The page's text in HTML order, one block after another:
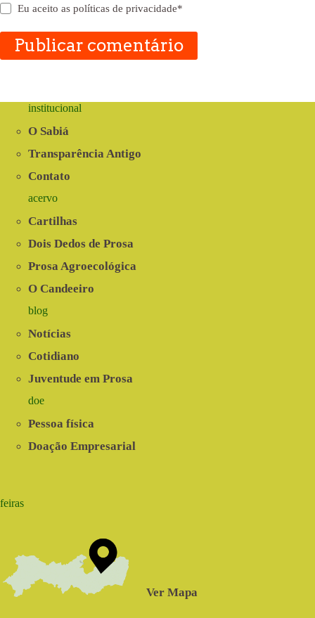
Eu aceito aspolíticas de privacidade*
Publicar comentário
institucional
O Sabiá
Transparência Antigo
Contato
acervo
Cartilhas
Dois Dedos de Prosa
Prosa Agroecológica
O Candeeiro
blog
Notícias
Cotidiano
Juventude em Prosa
doe
Pessoa física
Doação Empresarial
feiras
Ver Mapa